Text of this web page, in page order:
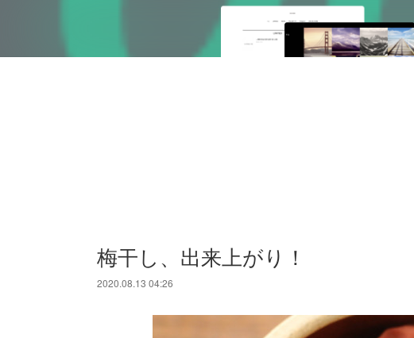
梅干し、出来上がり！
2020.08.13 04:26